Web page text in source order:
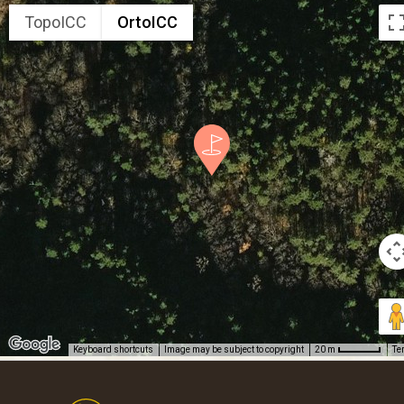
TopoICC OrtoICC
Keyboard shortcuts Image may be subject to copyright 20 m